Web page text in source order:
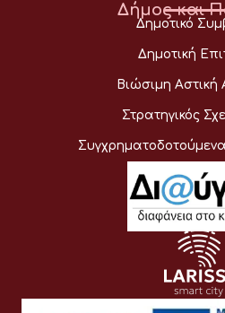
Δήμος και
Δημοτικό
Δημοτική
Βιώσιμη Αστική
Στρατηγικός